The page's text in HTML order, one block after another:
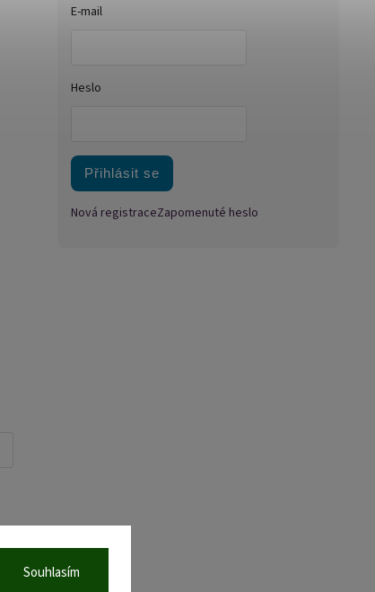
Souhlasím
E-mail
Heslo
Přihlásit se
Nová registraceZapomenuté heslo